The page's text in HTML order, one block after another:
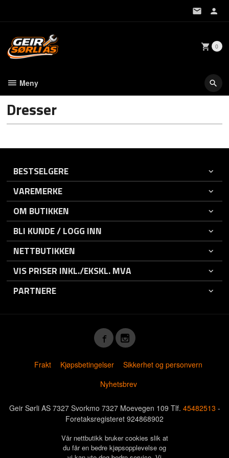
0
Meny
Dresser
BESTSELGERE
VAREMERKE
OM BUTIKKEN
BLI KUNDE / LOGG INN
NETTBUTIKKEN
VIS PRISER INKL./EKSKL. MVA
PARTNERE
Frakt Kjøpsbetingelser
Sikkerhet og personvern
Nyhetsbrev
Geir Sørli AS 7327 Svorkmo 7327 Moevegen 109 Tlf. 45482513 -
Foretaksregisteret 924868902
Vår nettbutikk bruker cookies slik at
du får en bedre kjøpsopplevelse og